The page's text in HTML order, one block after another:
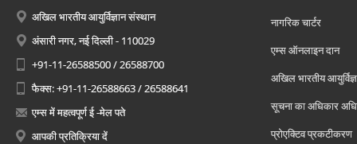
अखिल भारतीय आयुर्विज्ञान संस्थान
अंसारी नगर, नई दिल्ली - 110029
+91-11-26588500 / 26588700
फैक्स: +91-11-26588663 / 26588641
एम्स में महत्वपूर्ण ई -मेल पते
आपकी प्रतिक्रिया दें
नागरिक चार्टर
एम्स ऑनलाइन दान
अखिल भारतीय
सूचना का अधिकार
प्रोएक्टिव प्रकटीकरण